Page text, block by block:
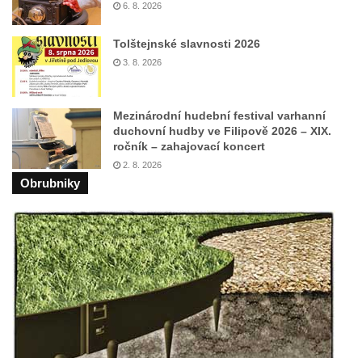
Kamenná slunce u obce Staré
Sluj českých bratří a Symbolický hrob
českých bratří
Besedická vyhlídka (na Vysoké skále)
Kinského vyhlídka (Besedické skály)
Vyhlídka Kde domov můj (Besedické skály)
Jeskyně Matěje Krocínovského v
Besedických skalách
Hořákova vyhlídka (Besedické skály)
Masarykova vyhlídka (Besedické skály)
Vyhlídka Sokol (Besedické skály)
Lafitova vyhlídka pod Křížovou horou
Vyhlídka pod Křížovou horou u Pohořan
Hraběcí vyhlídka u Rabštejna nad Střelou
6. 8. 2026
Tolštejnské slavnosti 2026
3. 8. 2026
Mezinárodní hudební festival varhanní
duchovní hudby ve Filipově 2026 – XIX.
ročník – zahajovací koncert
2. 8. 2026
Obrubniky